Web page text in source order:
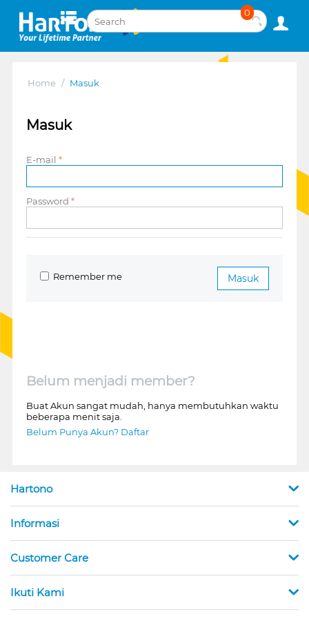
0
Home / Masuk
Masuk
E-mail
Password
Masuk
Remember me
Belum menjadi member?
Buat Akun sangat mudah, hanya membutuhkan waktu
beberapa menit saja.
Belum Punya Akun? Daftar
Hartono
Informasi
Customer Care
Ikuti Kami